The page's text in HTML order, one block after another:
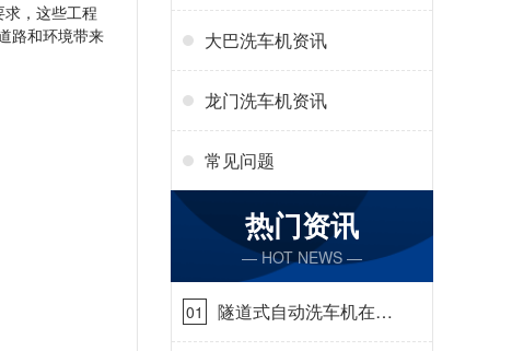
，这些工程
路和环境带来
大巴洗车机资讯
龙门洗车机资讯
常见问题
热门资讯
— HOT NEWS —
01
隧道式自动洗车机在哪
里购买[隆茂鑫晟]